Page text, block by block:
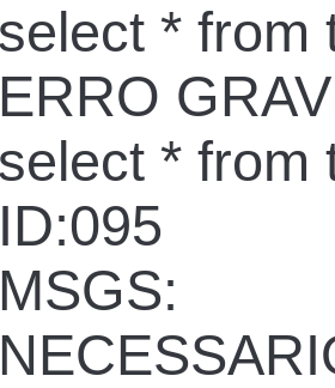
* from
* from